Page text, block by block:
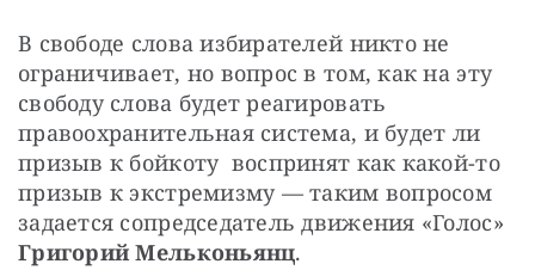
В свободе слова избирателей никто не
ограничивает, но вопрос в том, как на эту
свободу слова будет реагировать
правоохранительная система, и будет ли
призыв к бойкоту  воспринят как какой-то
призыв к экстремизму — таким вопросом
Григорий Мельконьянц.